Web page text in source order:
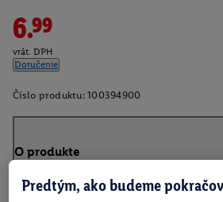
6.99
vrát. DPH
Doručenie
Číslo produktu: 100394900
O produkte
Predtým, ako budeme